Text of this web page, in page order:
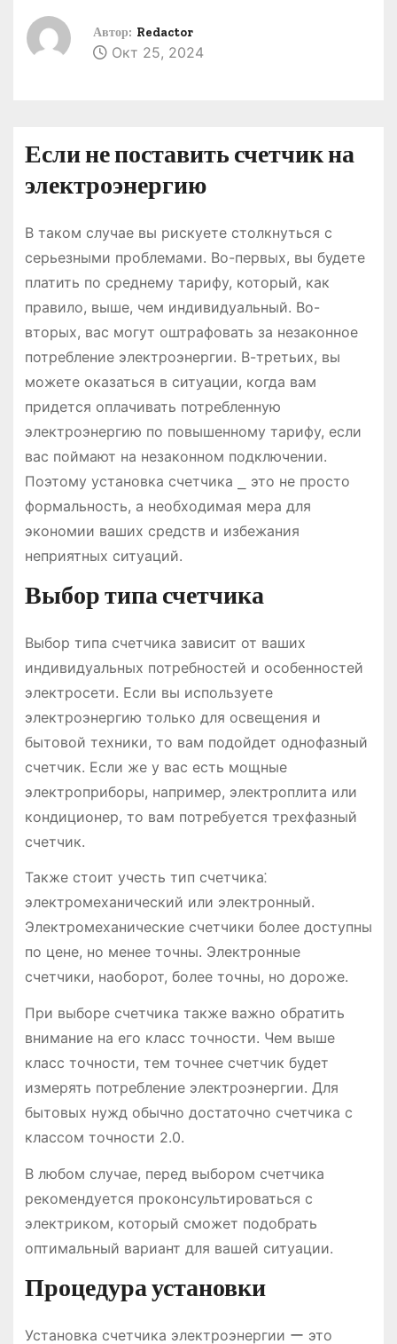
Автор: Redactor
Окт 25, 2024
Если не поставить счетчик на
электроэнергию
В таком случае вы рискуете столкнуться с
серьезными проблемами. Во-первых, вы будете
платить по среднему тарифу, который, как
правило, выше, чем индивидуальный. Во-
вторых, вас могут оштрафовать за незаконное
потребление электроэнергии. В-третьих, вы
можете оказаться в ситуации, когда вам
придется оплачивать потребленную
электроэнергию по повышенному тарифу, если
вас поймают на незаконном подключении.
Поэтому установка счетчика ⎯ это не просто
формальность, а необходимая мера для
экономии ваших средств и избежания
неприятных ситуаций.
Выбор типа счетчика
Выбор типа счетчика зависит от ваших
индивидуальных потребностей и особенностей
электросети. Если вы используете
электроэнергию только для освещения и
бытовой техники, то вам подойдет однофазный
счетчик. Если же у вас есть мощные
электроприборы, например, электроплита или
кондиционер, то вам потребуется трехфазный
счетчик.
Также стоит учесть тип счетчика⁚
электромеханический или электронный.
Электромеханические счетчики более доступны
по цене, но менее точны. Электронные
счетчики, наоборот, более точны, но дороже.
При выборе счетчика также важно обратить
внимание на его класс точности. Чем выше
класс точности, тем точнее счетчик будет
измерять потребление электроэнергии. Для
бытовых нужд обычно достаточно счетчика с
классом точности 2.0.
В любом случае, перед выбором счетчика
рекомендуется проконсультироваться с
электриком, который сможет подобрать
оптимальный вариант для вашей ситуации.
Процедура установки
Установка счетчика электроэнергии ー это